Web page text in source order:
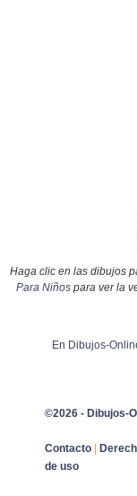
Haga clic en las dibujos
Para Niñospara ver la
En Dibujos-
©2026 - Dibujos-
Contacto
de uso